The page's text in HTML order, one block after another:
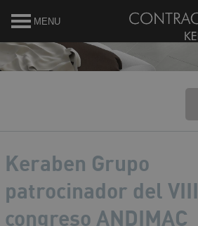
MENU
Keraben Grupo
patrocinador del VIII
congreso ANDIMAC